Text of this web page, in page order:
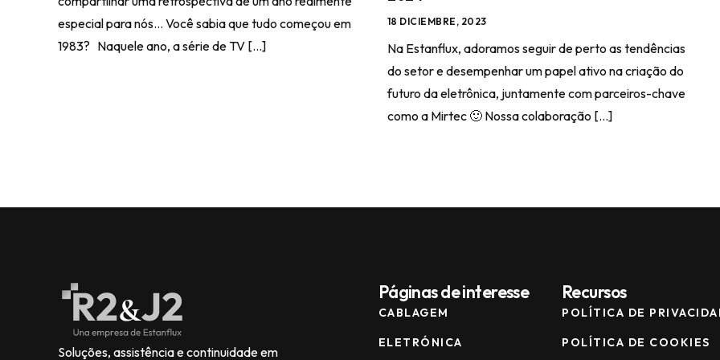
especial para nós… Você sabia que tudo começou em
1983? Naquele ano, a série de TV […]
18 DICIEMBRE, 2023
Na Estanflux, adoramos seguir de perto as tendências
do setor e desempenhar um papel ativo na criação do
futuro da eletrônica, juntamente com parceiros-chave
como a Mirtec 🙂 Nossa colaboração […]
Soluções, assistência e continuidade em
Páginas de interesse
CABLAGEM
ELETRÓNICA
Recursos
POLÍTICA DE
POLÍTICA DE COOKIES